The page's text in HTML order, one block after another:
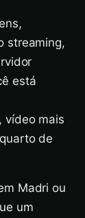
streaming,
está
vídeo mais
de
Madri ou
um